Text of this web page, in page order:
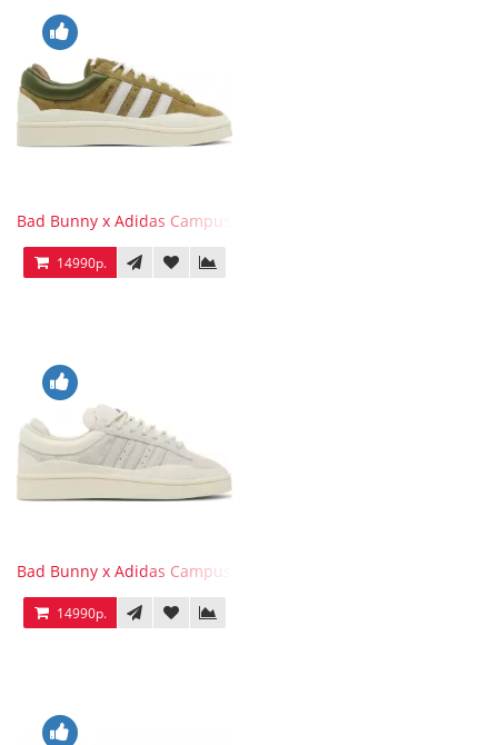
Bad Bunny x Adidas Campus Wild Moss
14990р.
Bad Bunny x Adidas Campus Light
14990р.